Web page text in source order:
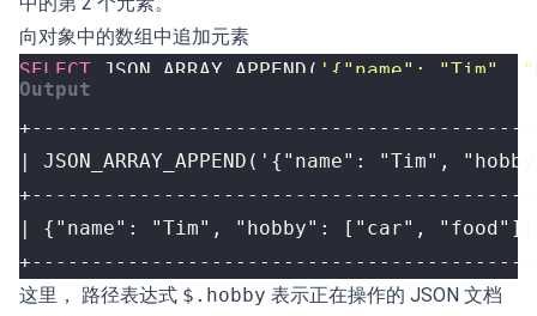
向对象中的数组中追加元素
SELECT
JSON_ARRAY_APPEND ( '{"name": "Tim",
这里， 路径表达式 $.hobby 表示正在操作的 JSON 文档